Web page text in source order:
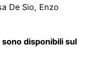
De Sio, Enzo
disponibili sul